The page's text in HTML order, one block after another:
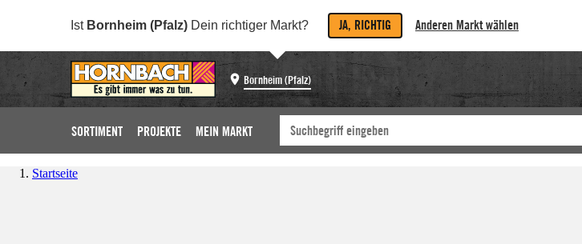
Ist Bornheim (Pfalz) Dein richtiger Markt? JA, RICHTIG Anderen Markt wählen
Bornheim (Pfalz)
SORTIMENT PROJEKTE MEIN MARKT
Startseite